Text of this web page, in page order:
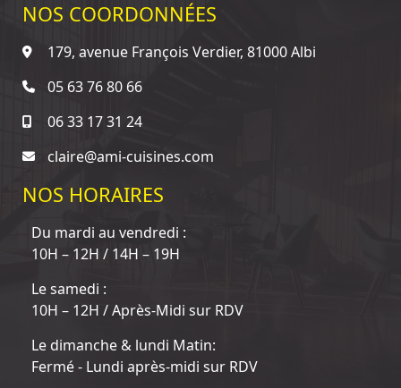
NOS COORDONNÉES
179, avenue François Verdier, 81000 Albi
05 63 76 80 66
06 33 17 31 24
claire@ami-cuisines.com
NOS HORAIRES
Du mardi au vendredi :
10H – 12H / 14H – 19H
Le samedi :
10H – 12H / Après-Midi sur RDV
Le dimanche & lundi Matin:
Fermé - Lundi après-midi sur RDV